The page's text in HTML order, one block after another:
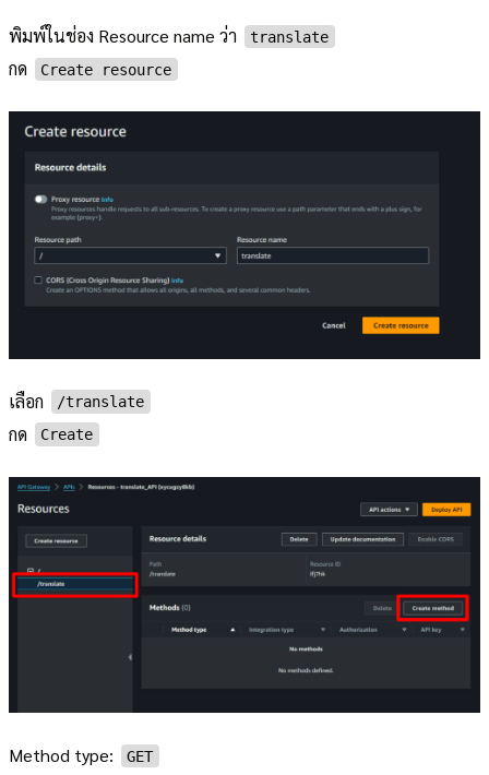
พิมพ์ในช่อง Resource name ว่า translate
กด Create resource
เลือก /translate
กด Create
Method type: GET